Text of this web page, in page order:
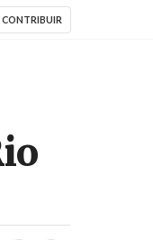
CONTRIBUIR